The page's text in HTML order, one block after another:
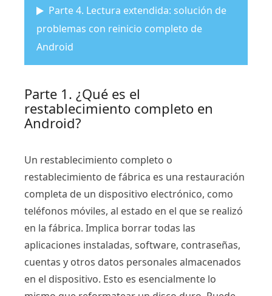
Parte 4. Lectura extendida: solución de
problemas con reinicio completo de
Android
Parte 1. ¿Qué es el
restablecimiento completo en
Android?
Un restablecimiento completo o
restablecimiento de fábrica es una restauración
completa de un dispositivo electrónico, como
teléfonos móviles, al estado en el que se realizó
en la fábrica. Implica borrar todas las
aplicaciones instaladas, software, contraseñas,
cuentas y otros datos personales almacenados
en el dispositivo. Esto es esencialmente lo